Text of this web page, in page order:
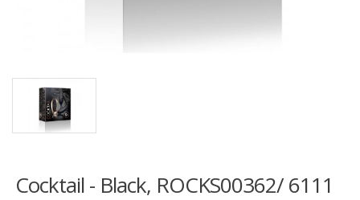
Cocktail - Black, ROCKS00362/ 6111